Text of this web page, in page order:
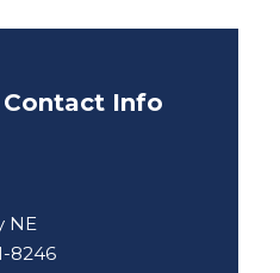
Info
NE
8246